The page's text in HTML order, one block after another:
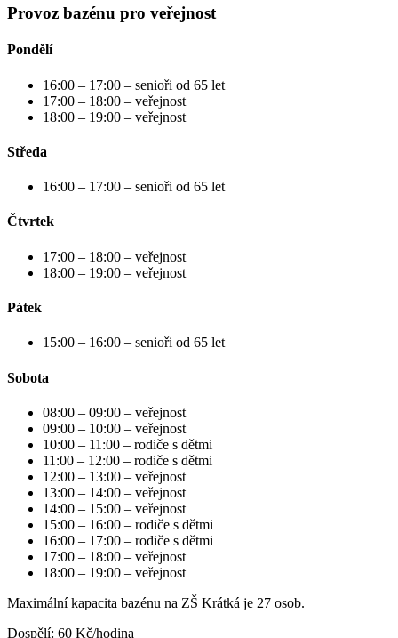
Provoz bazénu pro veřejnost
Pondělí
16:00 – 17:00 – senioři od 65 let
17:00 – 18:00 – veřejnost
18:00 – 19:00 – veřejnost
Středa
16:00 – 17:00 – senioři od 65 let
Čtvrtek
17:00 – 18:00 – veřejnost
18:00 – 19:00 – veřejnost
Pátek
15:00 – 16:00 – senioři od 65 let
Sobota
08:00 – 09:00 – veřejnost
09:00 – 10:00 – veřejnost
10:00 – 11:00 – rodiče s dětmi
11:00 – 12:00 – rodiče s dětmi
12:00 – 13:00 – veřejnost
13:00 – 14:00 – veřejnost
14:00 – 15:00 – veřejnost
15:00 – 16:00 – rodiče s dětmi
16:00 – 17:00 – rodiče s dětmi
17:00 – 18:00 – veřejnost
18:00 – 19:00 – veřejnost
Maximální kapacita bazénu na ZŠ Krátká je 27 osob.
Dospělí: 60 Kč/hodina